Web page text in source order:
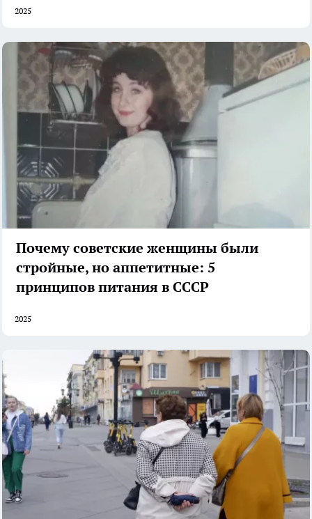
2025
Почему советские женщины были
стройные, но аппетитные: 5
принципов питания в СССР
2025